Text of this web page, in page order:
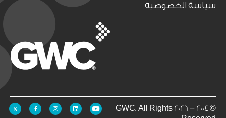
سياسة الخصوصية
© 2004 - 2026 GWC. All Rights